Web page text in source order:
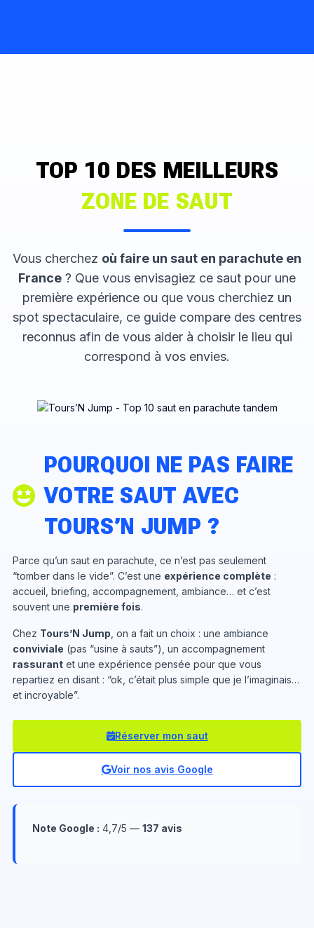
TOP 10 DES MEILLEURS
ZONE DE SAUT
Vous cherchez où faire un saut en parachute en
France ? Que vous envisagiez ce saut pour une
première expérience ou que vous cherchiez un
spot spectaculaire, ce guide compare des centres
reconnus afin de vous aider à choisir le lieu qui
correspond à vos envies.
POURQUOI NE PAS FAIRE
VOTRE SAUT AVEC
TOURS’N JUMP ?
Parce qu’un saut en parachute, ce n’est pas seulement
“tomber dans le vide”. C’est une expérience complète :
accueil, briefing, accompagnement, ambiance… et c’est
souvent une première fois.
Chez Tours’N Jump , on a fait un choix : une ambiance
conviviale (pas “usine à sauts”), un accompagnement
rassurantet une expérience pensée pour que vous
repartiez en disant : “ok, c’était plus simple que je l’imaginais…
et incroyable”.
Réserver mon saut
Voir nos avis Google
Note Google : 4,7/5 — 137 avis